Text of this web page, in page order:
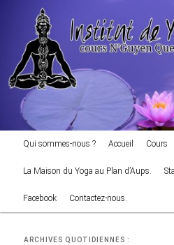
principal
secondaire
Institut de Yoga
cours NGuyen Que
Qui sommes-nous ? Accueil Cours
La Maison du Yoga au Plan d’Aups.
Facebook Contactez-nous.
ARCHIVES QUOTIDIENNES :